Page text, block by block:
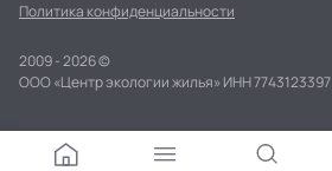
Политика конфиденциальности
2009 - 2026 ©
ООО «Центр экологии жилья» ИНН 7743123397